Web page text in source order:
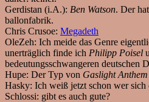
Gerdistan (i.A.): Ben Watson. Der
ballonfabrik.
Chris Crusoe: Megadeth
OleZeh: Ich meide das Genre
unerträglich finde ich Philipp Poisel
bedeutungsschwangeren deutschen
Hupe: Der Typ von Gaslight Anthem
Hasky: Ich weiß jetzt schon wer sich
Schlossi: gibt es auch gute?